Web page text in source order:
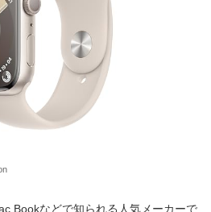
Bookなどで知られる人気メーカーで